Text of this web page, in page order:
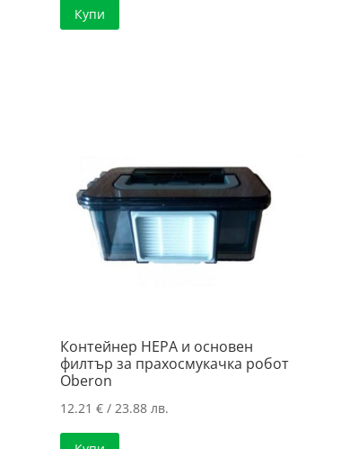
Купи
Контейнер HEPA и основен
филтър за прахосмукачка робот
Oberon
12.21€ / 23.88 лв.